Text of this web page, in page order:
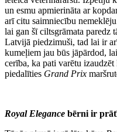
un esmu apmierināta ar
arī citu saimniecību
lai gan šī ciltsgrāmata paredz
Latvijā piedzimuši, tad lai ir
kumeļiem jau būs jāpārdod,
cerība, ka pati varētu
piedalīties Grand Prix
Royal Elegance bērni ir